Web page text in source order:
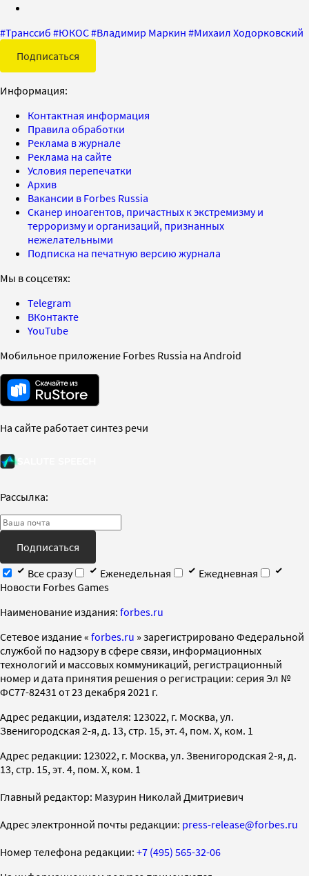
#Транссиб #ЮКОС#Владимир Маркин #Михаил Ходорковский
Подписаться
Информация:
Контактная информация
Правила обработки
Реклама в журнале
Реклама на сайте
Условия перепечатки
Архив
Вакансии в Forbes Russia
Сканер иноагентов, причастных к экстремизму и
терроризму и организаций, признанных
нежелательными
Подписка на печатную версию журнала
Мы в соцсетях:
Telegram
ВКонтакте
YouTube
Мобильное приложение Forbes Russia на Android
На сайте работает синтез речи
Рассылка:
Подписаться
Все сразу
Еженедельная
Ежедневная
Новости Forbes Games
Наименование издания: forbes.ru
Cетевое издание « forbes.ru » зарегистрировано Федеральной
службой по надзору в сфере связи, информационных
технологий и массовых коммуникаций, регистрационный
номер и дата принятия решения о регистрации: серия Эл №
ФС77-82431 от 23 декабря 2021 г.
Адрес редакции, издателя: 123022, г. Москва, ул.
Звенигородская 2-я, д. 13, стр. 15, эт. 4, пом. X, ком. 1
Адрес редакции: 123022, г. Москва, ул. Звенигородская 2-я, д.
13, стр. 15, эт. 4, пом. X, ком. 1
Главный редактор: Мазурин Николай Дмитриевич
Адрес электронной почты редакции: press-release@forbes.ru
Номер телефона редакции: +7 (495) 565-32-06